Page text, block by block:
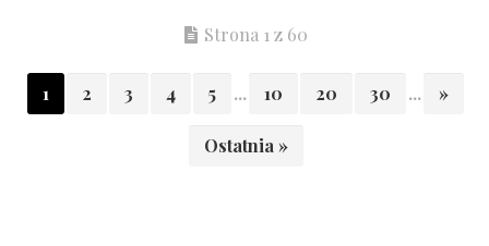
Strona 1 z 60
1 2 3 4 5 ... 10 20 30 ... »
Ostatnia »